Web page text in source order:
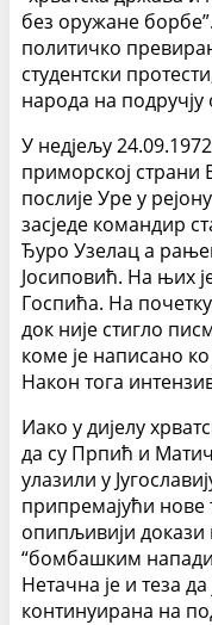
без оружане
политичко
студентски
народа на
У недјељу
приморској страни
послије Уре у
засједе командир
Ђуро Узелац а
Јосиповић. На њих
Госпића. На
док није стигло
коме је написано
Након тога
Иако у дијелу
да су Прпић и
улазили у
припремајући нове
опипљивији докази
“бомбашким
Нетачна је и теза
континуирана на